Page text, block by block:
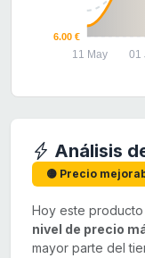
6.00 €
11 May 01
Análisis
🟡 Precio
Hoy este producto
nivel de precio
mayor parte del